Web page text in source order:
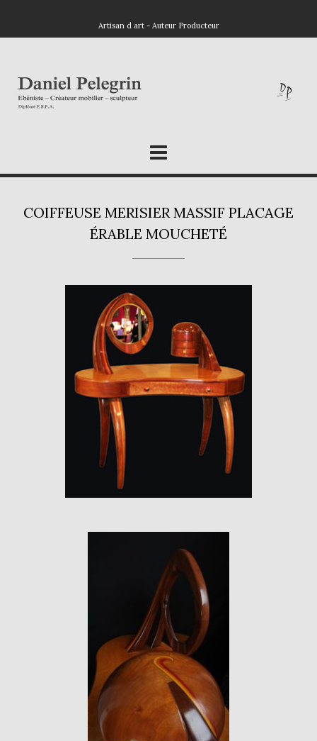
Artisan d art - Auteur Producteur
COIFFEUSE MERISIER MASSIF PLACAGE
ÉRABLE MOUCHETÉ